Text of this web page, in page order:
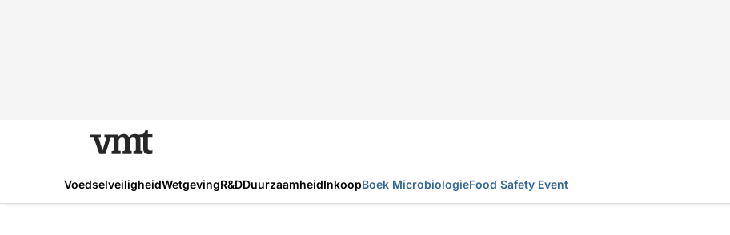
VoedselveiligheidWetgevingR&DDuurzaamheidInkoopBoek MicrobiologieFood Safety Event